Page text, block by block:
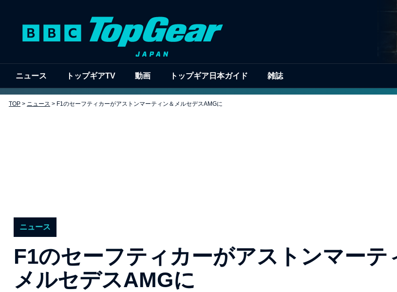
ニュース トップギアTV 動画 トップギア日本ガイド 雑誌
TOP > ニュース > F1のセーフティカーがアストンマーティン＆メルセデスAMGに
ニュース
F1のセーフティカーがアストンマーテ
メルセデスAMGに